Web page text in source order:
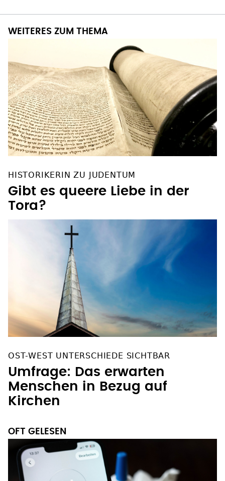
WEITERES ZUM THEMA
HISTORIKERIN ZU JUDENTUM
Gibt es queere Liebe in der
Tora?
OST-WEST UNTERSCHIEDE SICHTBAR
Umfrage: Das erwarten
Menschen in Bezug auf
Kirchen
OFT GELESEN